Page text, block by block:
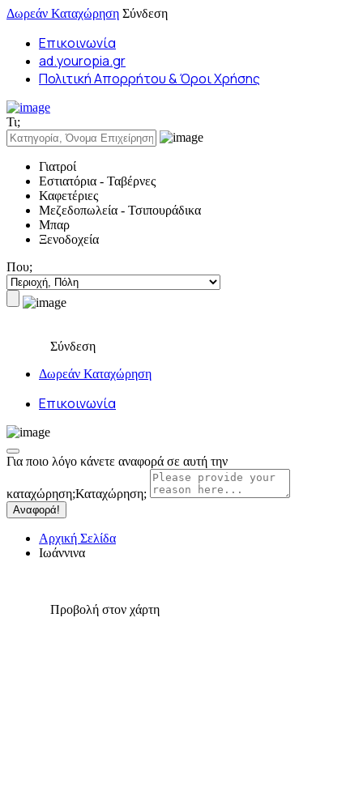
Δωρεάν Καταχώρηση Σύνδεση
Επικοινωνία
ad.youropia.gr
Πολιτική Απορρήτου & Όροι Χρήσης
Τι;
Γιατροί
Εστιατόρια - Ταβέρνες
Καφετέριες
Μεζεδοπωλεία - Τσιπουράδικα
Μπαρ
Ξενοδοχεία
Που;
Σύνδεση
Δωρεάν Καταχώρηση
Επικοινωνία
Για ποιο λόγο κάνετε αναφορά σε αυτή την
καταχώρηση;Καταχώρηση;
Αναφορά!
Αρχική Σελίδα
Ιωάννινα
Προβολή στον χάρτη